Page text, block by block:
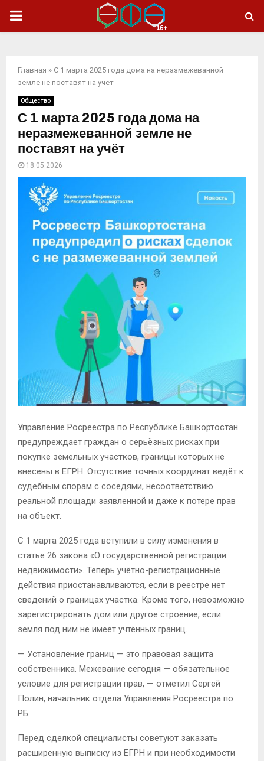
ОСНОВНОЕ
Главная » С 1 марта 2025 года дома на неразмежеванной
земле не поставят на учёт
Общество
С 1 марта 2025 года дома на
неразмежеванной земле не
поставят на учёт
18.05.2026
Управление Росреестра по Республике Башкортостан
предупреждает граждан о серьёзных рисках при
покупке земельных участков, границы которых не
внесены в ЕГРН. Отсутствие точных координат ведёт к
судебным спорам с соседями, несоответствию
реальной площади заявленной и даже к потере прав
на объект.
С 1 марта 2025 года вступили в силу изменения в
статье 26 закона «О государственной регистрации
недвижимости». Теперь учётно-регистрационные
действия приостанавливаются, если в реестре нет
сведений о границах участка. Кроме того, невозможно
зарегистрировать дом или другое строение, если
земля под ним не имеет учтённых границ.
— Установление границ — это правовая защита
собственника. Межевание сегодня — обязательное
условие для регистрации прав, — отметил Сергей
Полин, начальник отдела Управления Росреестра по
РБ.
Перед сделкой специалисты советуют заказать
расширенную выписку из ЕГРН и при необходимости